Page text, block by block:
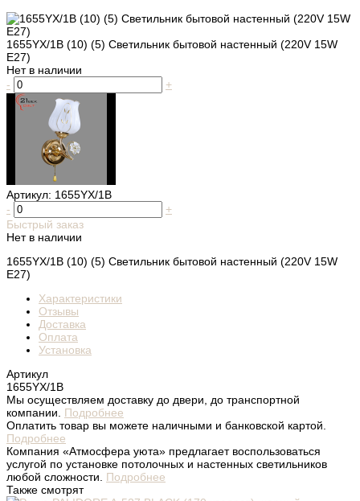
1655YX/1B (10) (5) Светильник бытовой настенный (220V 15W
E27)
Нет в наличии
-
+
Артикул: 1655YX/1B
-
+
Быстрый заказ
Нет в наличии
1655YX/1B (10) (5) Светильник бытовой настенный (220V 15W
E27)
Характеристики
Отзывы
Доставка
Оплата
Установка
Артикул
1655YX/1B
Мы осуществляем доставку до двери, до транспортной
компании. Подробнее
Оплатить товар вы можете наличными и банковской картой.
Подробнее
Компания «Атмосфера уюта» предлагает воспользоваться
услугой по установке потолочных и настенных светильников
любой сложности. Подробнее
Также смотрят